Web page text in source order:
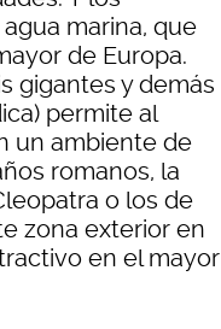
marina, que
de Europa.
gigantes y demás
permite al
un ambiente de
romanos, la
o los de
zona exterior en
en el mayor